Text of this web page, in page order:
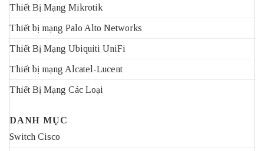
Thiết Bị Mạng Mikrotik
Thiết bị mạng Palo Alto Networks
Thiết Bị Mạng Ubiquiti UniFi
Thiết bị mạng Alcatel-Lucent
Thiết Bị Mạng Các Loại
DANH MỤC
Switch Cisco